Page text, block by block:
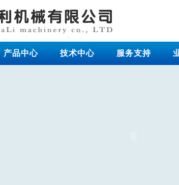
产品中心 技术中心 服务支持